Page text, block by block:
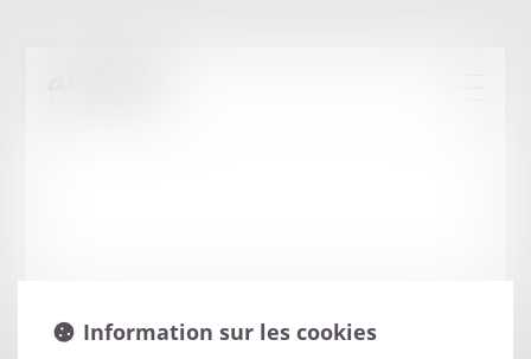
Information sur les cookies